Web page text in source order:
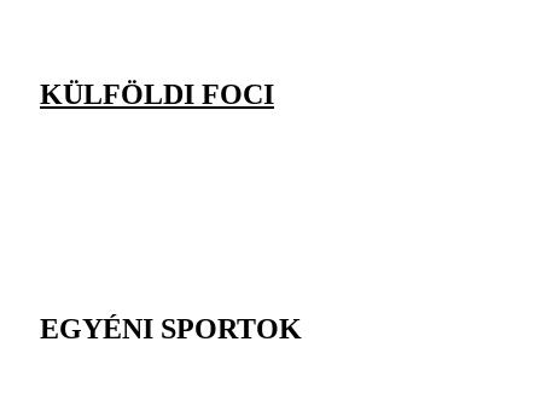
KÜLFÖLDI FOCI
EGYÉNI SPORTOK